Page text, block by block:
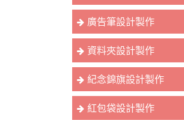
廣告筆設計製作
資料夾設計製作
紀念錦旗設計製作
紅包袋設計製作